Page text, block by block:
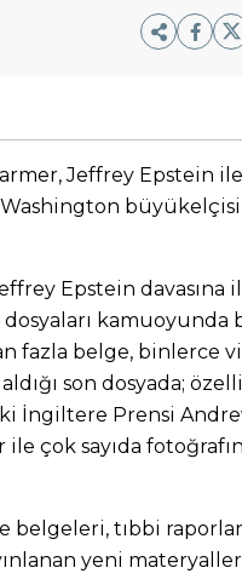
Jeffrey Epstein ile
Washington
Epstein davasına
kamuoyunda
fazla belge, binlerce
son dosyada;
İngiltere Prensi
ile çok sayıda
belgeleri, tıbbi
yeni materyaller